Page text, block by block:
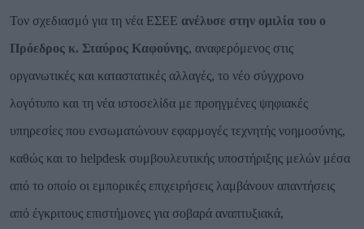
Τον σχεδιασμό για τη νέα ΕΣΕΕ ανέλυσε στην ομιλία του ο
Πρόεδρος κ. Σταύρος Καφούνης, αναφερόμενος στις
οργανωτικές και καταστατικές αλλαγές, το νέο σύγχρονο
λογότυπο και τη νέα ιστοσελίδα με προηγμένες ψηφιακές
υπηρεσίες που ενσωματώνουν εφαρμογές τεχνητής νοημοσύνης,
καθώς και το helpdesk συμβουλευτικής υποστήριξης μελών μέσα
από το οποίο οι εμπορικές επιχειρήσεις λαμβάνουν απαντήσεις
από έγκριτους επιστήμονες για σοβαρά αναπτυξιακά,